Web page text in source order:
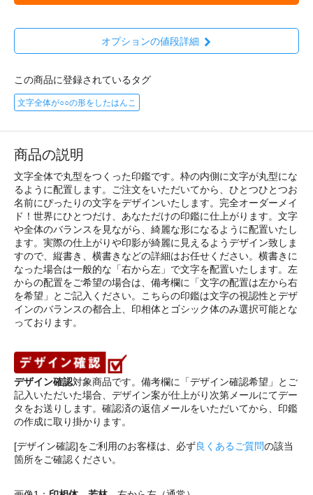
オプションの値段詳細
この商品に登録されているタグ
文字全体が○○の形をしたはんこ
商品の説明
文字全体で丸型をつくった印鑑です。枠の内側に文字が丸型にな
るように配置します。ご注文をいただいてから、ひとつひとつお
名前にぴったりの文字をデザインいたします。完全オーダーメイ
ド！世界にひとつだけ、あなただけの印鑑に仕上がります。文字
や全体のバランスを見ながら、綺麗な形になるように配置いたし
ます。実際の仕上がりや印影が綺麗に見えるようデザイン致しま
すので、縦書き、横書きなどの詳細はお任せください。横書きに
なった場合は一般的な「右から左」で文字を配置いたします。左
からの配置をご希望の場合は、備考欄に「文字の配置は左から右
を希望」とご記入ください。こちらの印鑑は文字の視認性とデザ
インのバランスの都合上、印相体とゴシック体のみ選択可能とな
っております。
デザイン確認対象商品です。備考欄に「デザイン確認希望」とご
記入いただいた場合、デザイン案が仕上がり次第メールにてデー
タをお送りします。確認済の返信メールをいただいてから、印鑑
の作成に取り掛かります。
[デザイン確認]をご利用のお客様は、必ず良くあるご質問の該当
箇所をご確認ください。